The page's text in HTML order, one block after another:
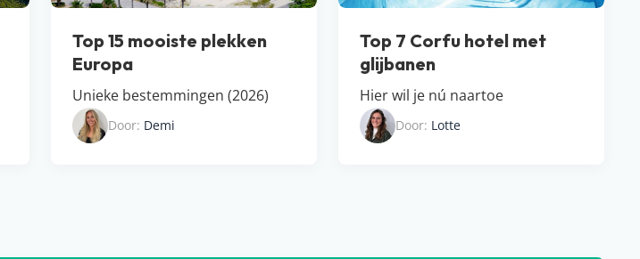
Top 15 mooiste plekken
Europa
Unieke bestemmingen (2026)
Door: Demi
Top 7 Corfu hotel met
glijbanen
Hier wil je nú naartoe
Door: Lotte